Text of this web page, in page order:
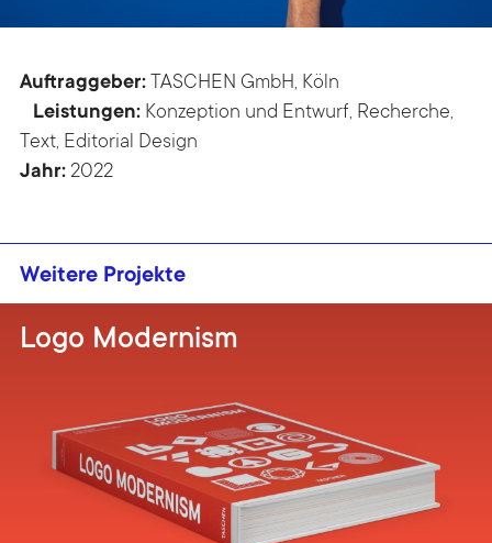
Auftraggeber: TASCHEN GmbH, Köln
Leistungen: Konzeption und Entwurf, Recherche,
Text, Editorial Design
Jahr: 2022
Weitere Projekte
Logo Modernism